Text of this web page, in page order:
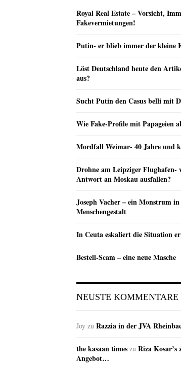
Royal Real Estate – Vorsicht,
Fakevermietungen!
Putin- er blieb immer der kleine
Löst Deutschland heute den
aus?
Sucht Putin den Casus belli mit
Wie Fake-Profile mit Papageien
Mordfall Weimar- 40 Jahre und
Drohne am Leipziger Flughafen-
Antwort an Moskau ausfallen?
Joseph Vacher – ein Monstrum in
Menschengestalt
In Ceuta eskaliert die Situation
Bestell-Scam – eine neue Masche
NEUSTE KOMMENTARE
Joy zu Razzia in der JVA
the kasaan times zu Riza Kosar’s
Angebot…